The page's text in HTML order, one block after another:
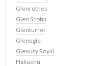
Glenrothes
Glen Scotia
Glenturret
Glenugie
Glenury Royal
Hakushu